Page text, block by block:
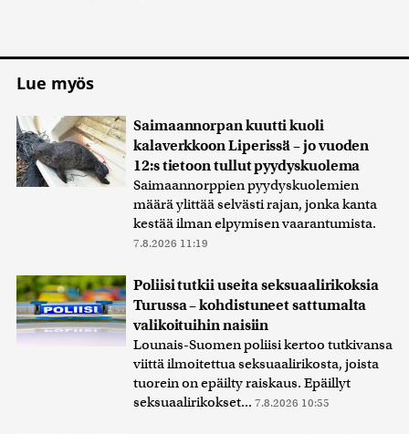
Lue myös
Saimaannorpan kuutti kuoli
kalaverkkoon Liperissä – jo vuoden
12:s tietoon tullut pyydyskuolema
Saimaannorppien pyydyskuolemien
määrä ylittää selvästi rajan, jonka kanta
kestää ilman elpymisen vaarantumista.
7.8.2026 11:19
Poliisi tutkii useita seksuaalirikoksia
Turussa – kohdistuneet sattumalta
valikoituihin naisiin
Lounais-Suomen poliisi kertoo tutkivansa
viittä ilmoitettua seksuaalirikosta, joista
tuorein on epäilty raiskaus. Epäillyt
seksuaalirikokset... 7.8.2026 10:55